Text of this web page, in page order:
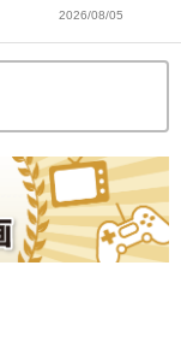
2026/08/05